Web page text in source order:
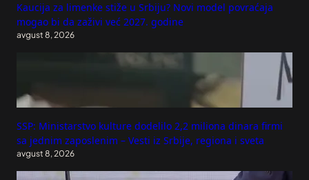
Kaucija za limenke stiže u Srbiju? Novi model povraćaja
mogao bi da zaživi već 2027. godine
avgust 8, 2026
SSP: Ministarstvo kulture dodelilo 2,2 miliona dinara firmi
sa jednim zaposlenim – Vesti iz Srbije, regiona i sveta
avgust 8, 2026